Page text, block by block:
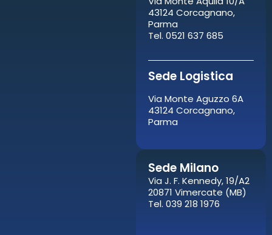
43124 Corcagnano,
Parma
Tel. 0521 637 685
Sede Logistica
Via Monte Aguzzo 6A
43124 Corcagnano,
Parma
Sede Milano
Via J. F. Kennedy, 19/A2
20871 Vimercate (MB)
Tel. 039 218 1976